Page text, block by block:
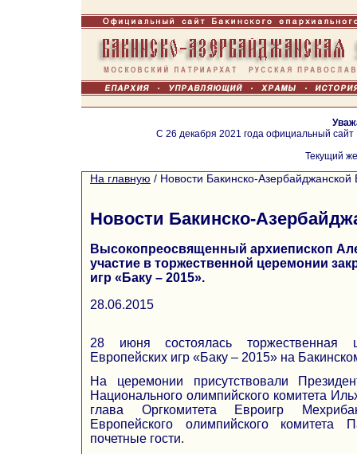
С 26 декабря 2021 года официальный
Текущий
На главную / Новости Бакинско-Азербайджанской
Новости Бакинско-
Высокопреосвященный архиепископ
участие в торжественной церемонии
игр «Баку – 2015».
28.06.2015
28 июня состоялась торжественная
Европейских игр «Баку – 2015» на
На церемонии присутствовали
Национального олимпийского комитета
глава Оргкомитета Евроигр
Европейского олимпийского комитета
почетные гости.